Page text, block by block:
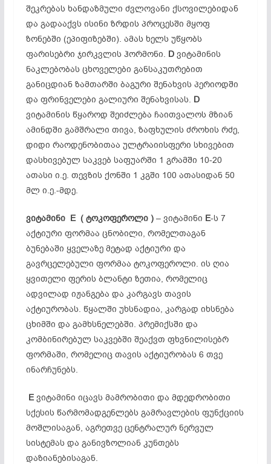
შეკრებას ხანდაზმული ძვლოვანი ქსოვილებიდან
და გადააქვს ისინი ზრდის პროცესში მყოფ
ზონებში (ეპიფიზებში). ამას ხელს უწყობს
ფარისებრი ჯირკვლის ჰორმონი. Dვიტამინის
ნაკლებობას ცხოველები განსაკუთრებით
განიცდიან ზამთარში ბაგური შენახვის პერიოდში
და ფრინველები გალიური შენახვისას. D
ვიტამინის წყაროდ შეიძლება ჩაითვალოს მზიან
ამინდში გამშრალი თივა, ზაფხულის ძროხის რძე,
დიდი რაოდენობითაა ულტრაიისფერი სხივებით
დასხივებულ საკვებ საფუარში 1 გრამში 10-20
ათასი ი.ე. თევზის ქონში 1 კგში 100 ათასიდან 50
მლ ი.ე.-მდე.
ვიტამინი E ( ტოკოფეროლი )– ვიტამინი E-ს 7
აქტიური ფორმაა ცნობილი, რომელთაგან
ბუნებაში ყველაზე მეტად აქტიური და
გავრცელებული ფორმაა ტოკოფეროლი. ის ღია
ყვითელი ფერის ბლანტი ზეთია, რომელიც
ადვილად იჟანგება და კარგავს თავის
აქტიურობას. წყალში უხსნადია, კარგად იხსნება
ცხიმში და გამხსნელებში. პრემიქსში და
კომბინირებულ საკვებში შეაქვთ ფხვნილისებრ
ფორმაში, რომელიც თავის აქტიურობას 6 თვე
ინარჩუნებს.
Eვიტამინი იცავს მამრობითი და მდედრობითი
სქესის წარმომადგენლებს გამრავლების ფუნქციის
მოშლისაგან, აგრეთვე ცენტრალურ ნერვულ
სისტემას და განივზოლიან კუნთებს
დაზიანებისაგან.